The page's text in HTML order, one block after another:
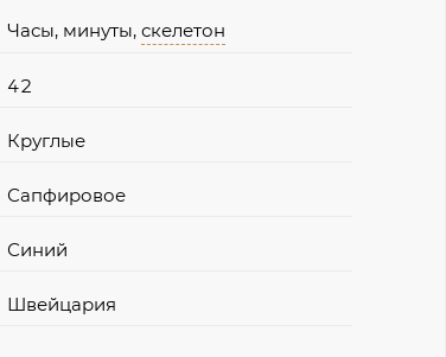
Часы, минуты,скелетон
42
Круглые
Сапфировое
Синий
Швейцария